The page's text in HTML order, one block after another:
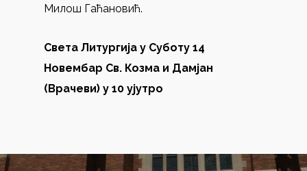
Милош Гаћановић.
Света Литургија у Суботу 14
Новембар Св. Козма и Дамјан
(Врачеви) у 10 ујутро